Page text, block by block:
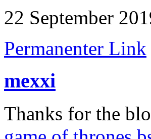
22 September
Permanenter Link
mexxi
Thanks for the